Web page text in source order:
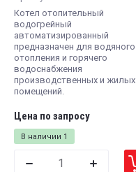
Котел отопительный
водогрейный
автоматизированный
предназначен для водяного
отопления и горячего
водоснабжения
производственных и жилых
помещений.
В наличии 1
Цена по запросу